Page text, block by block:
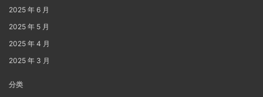
2025 年 6 月
2025 年 5 月
2025 年 4 月
2025 年 3 月
分类